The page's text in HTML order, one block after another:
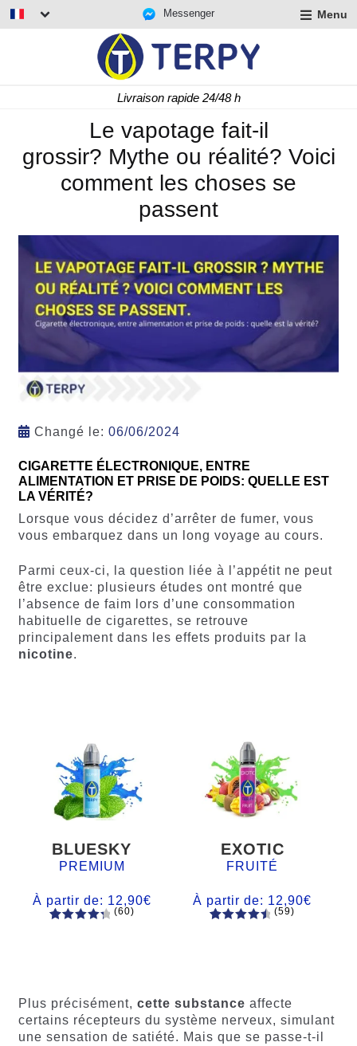
Messenger Menu
Livraison rapide 24/48 h
Le vapotage fait-il
grossir? Mythe ou réalité? Voici
comment les choses se
passent
Changé le: 06/06/2024
CIGARETTE ÉLECTRONIQUE, ENTRE
ALIMENTATION ET PRISE DE POIDS: QUELLE EST
LA VÉRITÉ?
Lorsque vous décidez d’arrêter de fumer, vous
vous embarquez dans un long voyage au cours.
Parmi ceux-ci, la question liée à l’appétit ne peut
être exclue: plusieurs études ont montré que
l’absence de faim lors d’une consommation
habituelle de cigarettes, se retrouve
principalement dans les effets produits par la
nicotine.
BLUESKY
PREMIUM
À partir de: 12,90€
notations
client
(60)
EXOTIC
FRUITÉ
À partir de: 12,90€
client
(59)
Plus précisément, cette substance affecte
certains récepteurs du système nerveux, simulant
une sensation de satiété. Mais que se passe-t-il